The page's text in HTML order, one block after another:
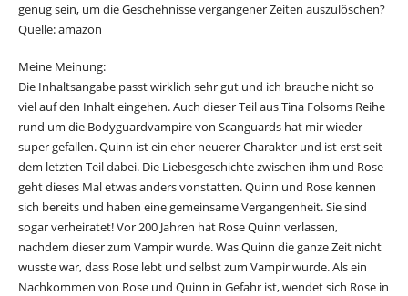
genug sein, um die Geschehnisse vergangener Zeiten auszulöschen?
Quelle: amazon
Meine Meinung:
Die Inhaltsangabe passt wirklich sehr gut und ich brauche nicht so
viel auf den Inhalt eingehen. Auch dieser Teil aus Tina Folsoms Reihe
rund um die Bodyguardvampire von Scanguards hat mir wieder
super gefallen. Quinn ist ein eher neuerer Charakter und ist erst seit
dem letzten Teil dabei. Die Liebesgeschichte zwischen ihm und Rose
geht dieses Mal etwas anders vonstatten. Quinn und Rose kennen
sich bereits und haben eine gemeinsame Vergangenheit. Sie sind
sogar verheiratet! Vor 200 Jahren hat Rose Quinn verlassen,
nachdem dieser zum Vampir wurde. Was Quinn die ganze Zeit nicht
wusste war, dass Rose lebt und selbst zum Vampir wurde. Als ein
Nachkommen von Rose und Quinn in Gefahr ist, wendet sich Rose in